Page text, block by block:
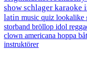
show schlager karaoke
latin music quiz lookalike
storband bröllop idol
clown americana hoppa
instruktörer